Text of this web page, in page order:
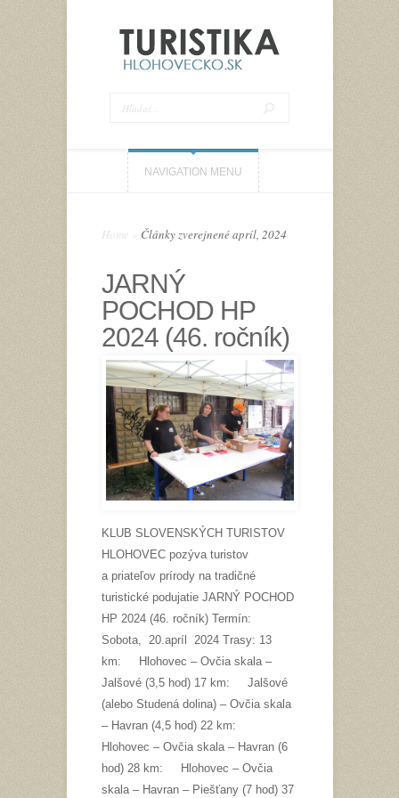
NAVIGATION MENU
Home Články zverejnené apríl, 2024
JARNÝ
POCHOD HP
2024 (46. ročník)
KLUB SLOVENSKÝCH TURISTOV
HLOHOVEC pozýva turistov
a priateľov prírody na tradičné
turistické podujatie JARNÝ POCHOD
HP 2024 (46. ročník) Termín:
Sobota, 20.apríl 2024 Trasy: 13
km: Hlohovec – Ovčia skala –
Jalšové (3,5 hod) 17 km: Jalšové
(alebo Studená dolina) – Ovčia skala
– Havran (4,5 hod) 22 km:
Hlohovec – Ovčia skala – Havran (6
hod) 28 km: Hlohovec – Ovčia
skala – Havran – Piešťany (7 hod) 37